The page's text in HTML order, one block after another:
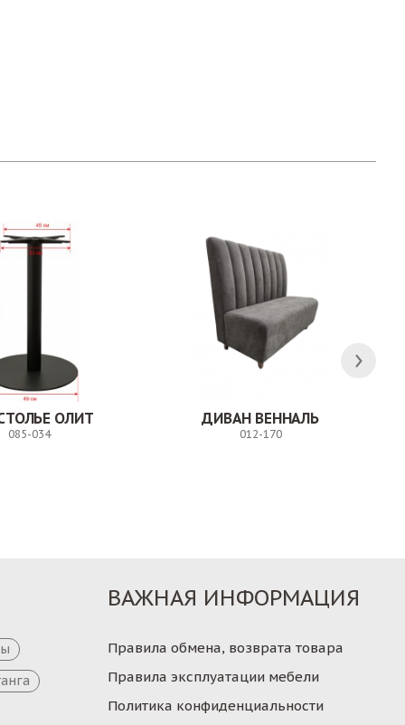
ОЛИТ
085-034
ДИВАН ВЕННАЛЬ
012-170
ВАЖНАЯ ИНФОРМАЦИЯ
Правила обмена, возврата товара
Правила эксплуатации мебели
Политика конфиденциальности